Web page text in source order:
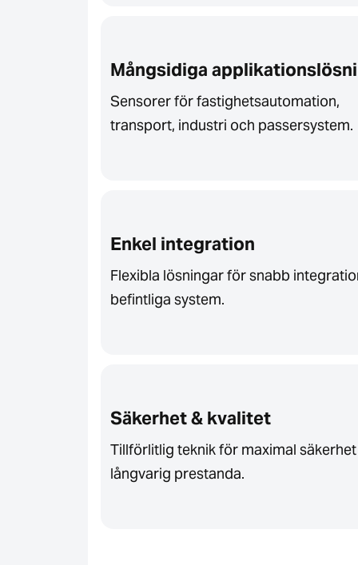
Mångsidiga
Sensorer för fastighetsautomation,
transport, industri och passersystem.
Enkel integration
Flexibla lösningar för snabb
befintliga system.
Säkerhet & kvalitet
Tillförlitlig teknik för maximal
långvarig prestanda.